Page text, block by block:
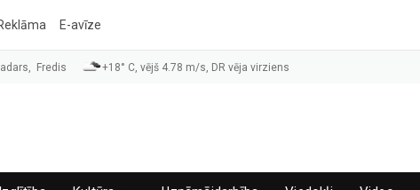
E-avīze
Fredis +18° C, vējš 4.78 m/s, DR vēja virziens